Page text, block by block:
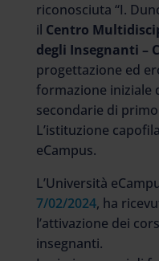
riconosciuta “I.
il Centro
degli Insegnanti –
progettazione ed
formazione iniziale
secondarie di
L’istituzione
eCampus.
L’Università
7/02/2024, ha
l’attivazione dei
insegnanti.